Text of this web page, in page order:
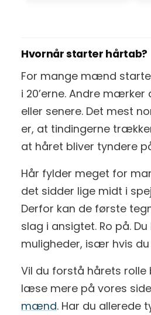
Hvornår starter hårtab?
For mange mænd
i 20’erne. Andre mærker
eller senere. Det mest
er, at tindingerne
at håret bliver tyndere
Hår fylder meget for
det sidder lige midt i
Derfor kan de første
slag i ansigtet. Ro på.
muligheder, især hvis
Vil du forstå hårets rolle
læse mere på vores
mænd. Har du allerede